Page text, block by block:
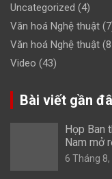
Uncategorized (4)
Văn hoá Nghệ thuật
Văn hoá Nghệ thuật
Video (43)
Bài viết gần
Họp Ban
Nam mở
6 Tháng